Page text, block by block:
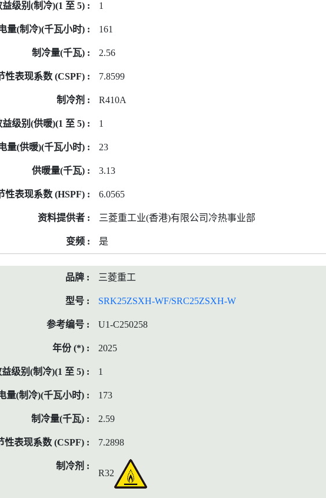
1
161
2.56
7.8599
R410A
1
23
3.13
6.0565
三菱重工业(香港)有限公司冷热事业部
是
三菱重工
SRK25ZSXH-WF/SRC25ZSXH-W
U1-C250258
2025
1
173
2.59
7.2898
R32